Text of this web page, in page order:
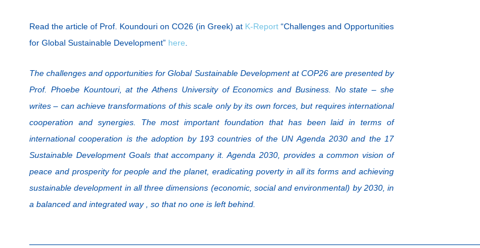
Read the article of Prof. Koundouri on CO26 (in Greek) at K-Report “Challenges and Opportunities
for Global Sustainable Development” here
The challenges and opportunities for Global Sustainable Development at COP26 are presented by
Prof. Phoebe Kountouri, at the Athens University of Economics and Business. No state – she
writes – can achieve transformations of this scale only by its own forces, but requires international
cooperation and synergies. The most important foundation that has been laid in terms of
international cooperation is the adoption by 193 countries of the UN Agenda 2030 and the 17
Sustainable Development Goals that accompany it. Agenda 2030, provides a common vision of
peace and prosperity for people and the planet, eradicating poverty in all its forms and achieving
sustainable development in all three dimensions (economic, social and environmental) by 2030, in
a balanced and integrated way , so that no one is left behind.